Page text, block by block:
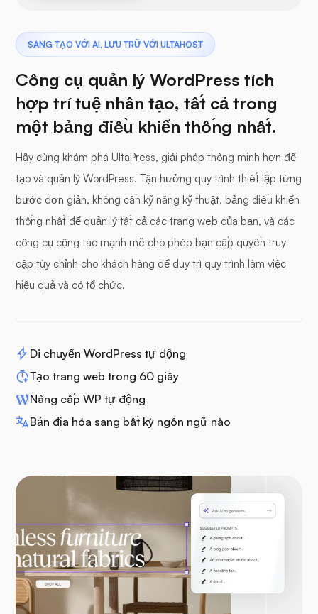
SÁNG TẠO VỚI AI, LƯU TRỮ VỚI ULTAHOST
Công cụ quản lý WordPress tích
hợp trí tuệ nhân tạo, tất cả trong
một bảng điều khiển thống nhất.
Hãy cùng khám phá UltaPress, giải pháp thông minh hơn để
tạo và quản lý WordPress. Tận hưởng quy trình thiết lập từng
bước đơn giản, không cần kỹ năng kỹ thuật, bảng điều khiển
thống nhất để quản lý tất cả các trang web của bạn, và các
công cụ cộng tác mạnh mẽ cho phép bạn cấp quyền truy
cập tùy chỉnh cho khách hàng để duy trì quy trình làm việc
hiệu quả và có tổ chức.
Di chuyển WordPress tự động
Tạo trang web trong 60 giây
Nâng cấp WP tự động
Bản địa hóa sang bất kỳ ngôn ngữ nào